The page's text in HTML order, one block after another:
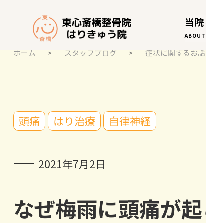
当
ABOUT
STAFF BLOG
ホーム > スタッフブログ > 症状に関するお
頭痛 はり治療 自律神経
2021年7月2日
なぜ梅雨に頭痛が